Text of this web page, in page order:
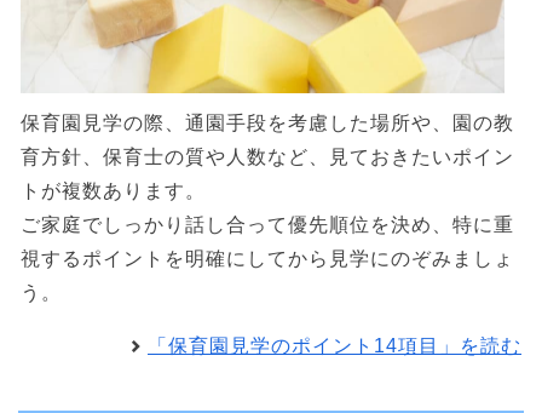
保育園見学の際、通園手段を考慮した場所や、園の教
育方針、保育士の質や人数など、見ておきたいポイン
トが複数あります。
ご家庭でしっかり話し合って優先順位を決め、特に重
視するポイントを明確にしてから見学にのぞみましょ
う。
「保育園見学のポイント14項目」を読む